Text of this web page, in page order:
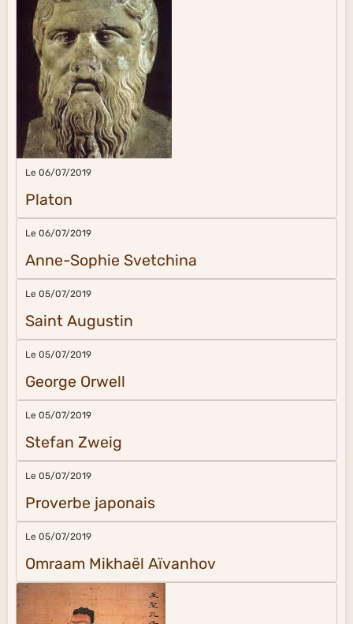
Le 06/07/2019
Platon
Le 06/07/2019
Anne-Sophie Svetchina
Le 05/07/2019
Saint Augustin
Le 05/07/2019
George Orwell
Le 05/07/2019
Stefan Zweig
Le 05/07/2019
Proverbe japonais
Le 05/07/2019
Omraam Mikhaël Aïvanhov